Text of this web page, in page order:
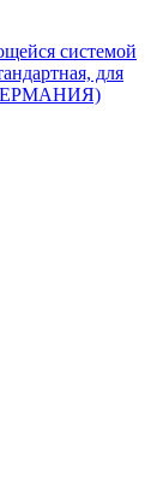
системой
для
(ГЕРМАНИЯ)